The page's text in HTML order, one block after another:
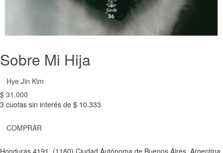
Sobre Mi Hija
Hye Jin Kim
$ 31.000
3 cuotas sin interés de $ 10.333
COMPRAR
Honduras 4191, (1180) Ciudad Autónoma de Buenos Aires, Argentina